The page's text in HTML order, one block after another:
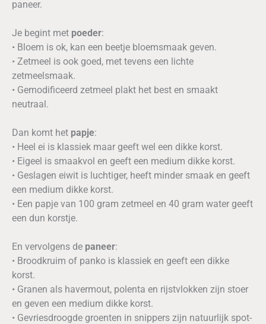
paneer.
Je begint met poeder:
• Bloem is ok, kan een beetje bloemsmaak geven.
• Zetmeel is ook goed, met tevens een lichte
zetmeelsmaak.
• Gemodificeerd zetmeel plakt het best en smaakt
neutraal.
Dan komt het papje:
• Heel ei is klassiek maar geeft wel een dikke korst.
• Eigeel is smaakvol en geeft een medium dikke korst.
• Geslagen eiwit is luchtiger, heeft minder smaak en geeft
een medium dikke korst.
• Een papje van 100 gram zetmeel en 40 gram water geeft
een dun korstje.
En vervolgens de paneer:
• Broodkruim of panko is klassiek en geeft een dikke
korst.
• Granen als havermout, polenta en rijstvlokken zijn stoer
en geven een medium dikke korst.
• Gevriesdroogde groenten in snippers zijn natuurlijk spot-